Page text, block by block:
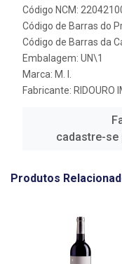
Código NCM:
Código de Barras do
Código de Barras da
Embalagem: UN\1
Marca: M. I.
Fabricante: RIDOURO
cadastre-se
Produtos